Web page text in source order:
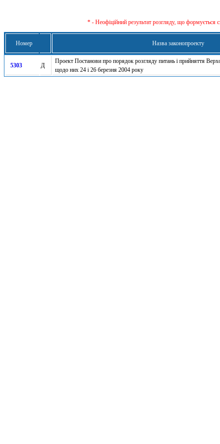
* - Неофіційний результат розгляду, що формується
Номер Назва законопроекту
5303 Д
Проект Постанови про порядок розгляду питань і прийняття
щодо них 24 і 26 березня 2004 року